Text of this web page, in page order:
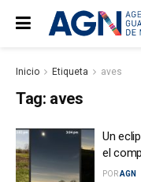
Inicio Etiqueta aves
Tag: aves
Un
el
PORAGN